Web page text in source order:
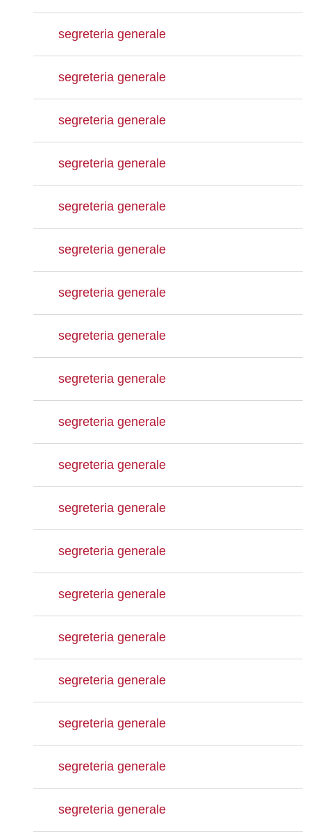
segreteria generale
segreteria generale
segreteria generale
segreteria generale
segreteria generale
segreteria generale
segreteria generale
segreteria generale
segreteria generale
segreteria generale
segreteria generale
segreteria generale
segreteria generale
segreteria generale
segreteria generale
segreteria generale
segreteria generale
segreteria generale
segreteria generale